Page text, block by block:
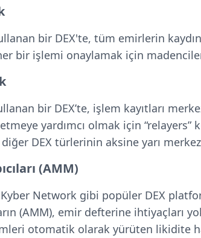
bir DEX'te, tüm emirlerin
bir işlemi onaylamak için
bir DEX’te, işlem kayıtları
yardımcı olmak için “relayers”
DEX türlerinin aksine yarı
(AMM)
Network gibi popüler DEX
(AMM), emir defterine ihtiyaçları
otomatik olarak yürüten likidite